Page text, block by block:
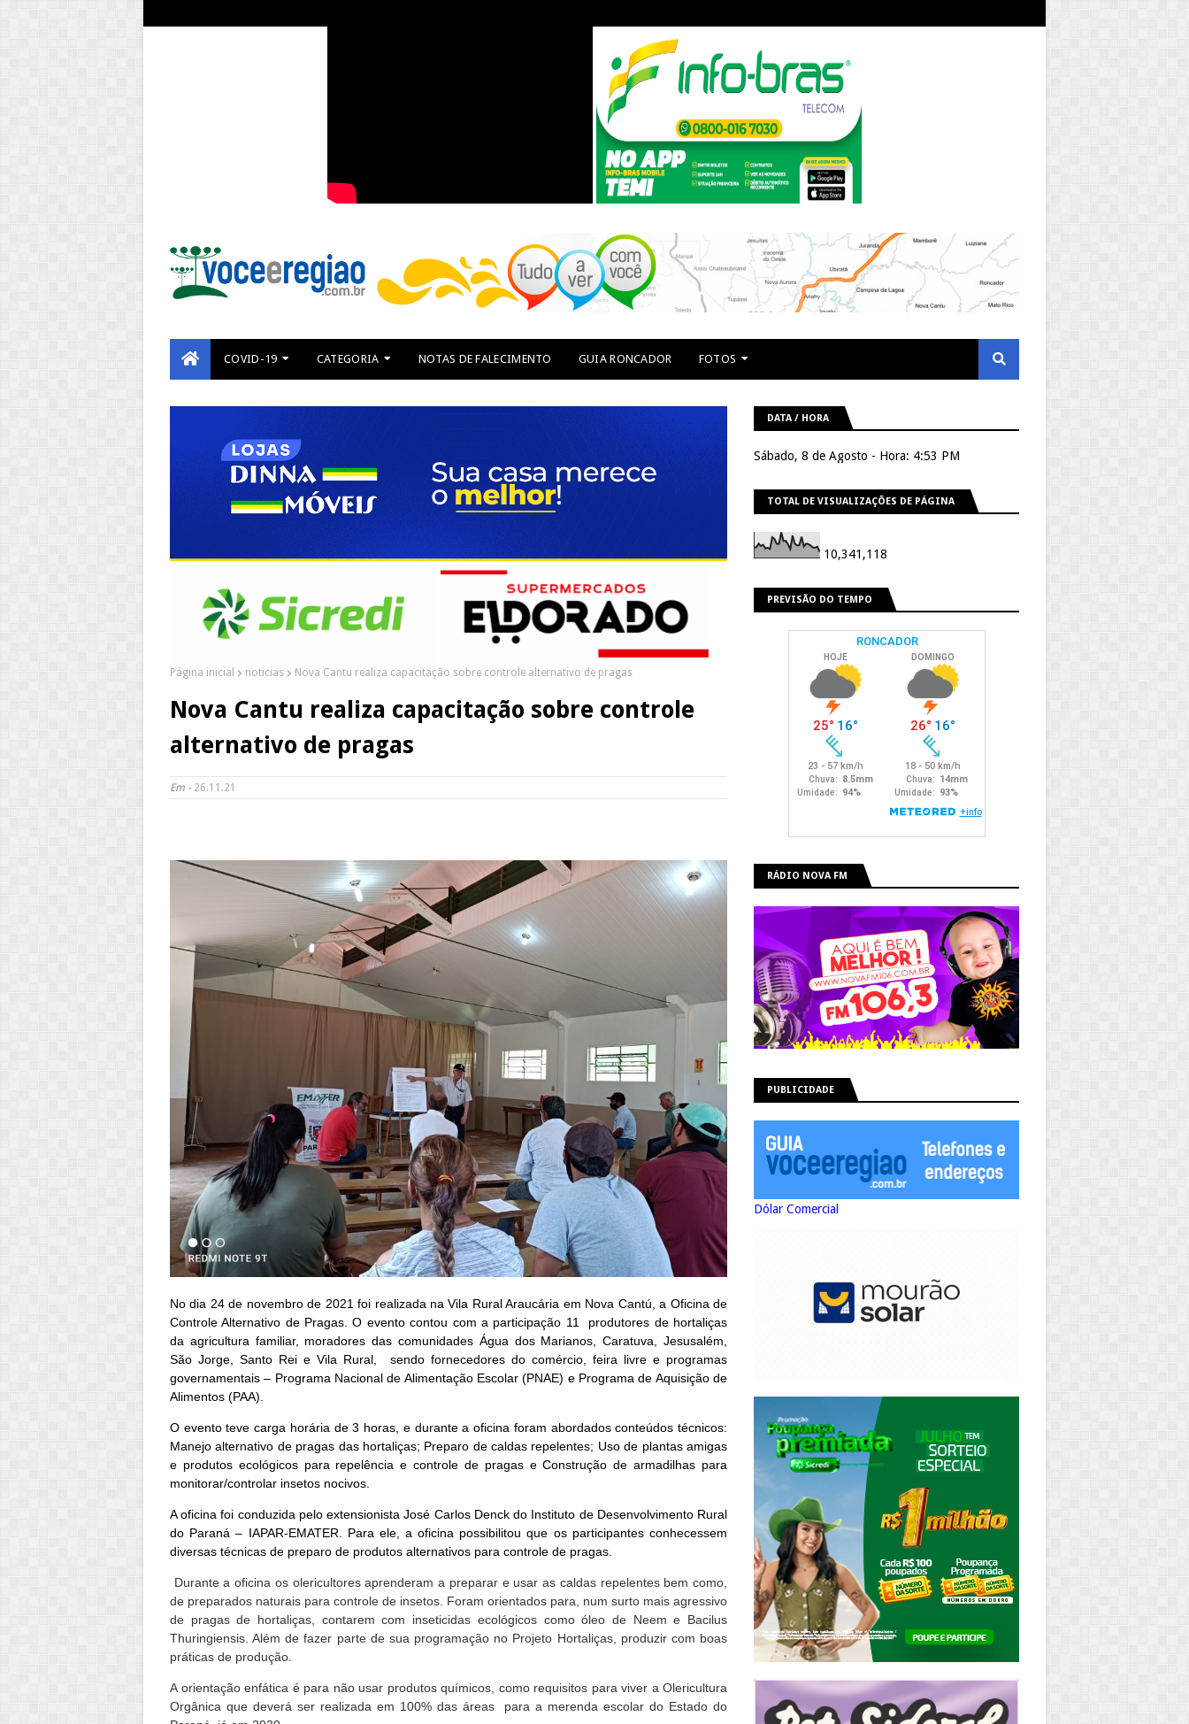
COVID-19 CATEGORIA NOTAS DE FALECIMENTO GUIA RONCADOR FOTOS
Página inicial noticias Nova Cantu realiza capacitação sobre controle alternativo de pragas
Nova Cantu realiza capacitação sobre controle
alternativo de pragas
Em - 26.11.21
No dia 24 de novembro de 2021 foi realizada na Vila Rural Araucária em Nova Cantú, a Oficina de
Controle Alternativo de Pragas. O evento contou com a participação 11 produtores de hortaliças
da agricultura familiar, moradores das comunidades Água dos Marianos, Caratuva, Jesusalém,
São Jorge, Santo Rei e Vila Rural, sendo fornecedores do comércio, feira livre e programas
governamentais – Programa Nacional de Alimentação Escolar (PNAE) e Programa de Aquisição de
Alimentos (PAA).
O evento teve carga horária de 3 horas, e durante a oficina foram abordados conteúdos técnicos:
Manejo alternativo de pragas das hortaliças; Preparo de caldas repelentes; Uso de plantas amigas
e produtos ecológicos para repelência e controle de pragas e Construção de armadilhas para
monitorar/controlar insetos nocivos.
A oficina foi conduzida pelo extensionista José Carlos Denck do Instituto de Desenvolvimento Rural
do Paraná – IAPAR-EMATER. Para ele, a oficina possibilitou que os participantes conhecessem
diversas técnicas de preparo de produtos alternativos para controle de pragas.
Durante a oficina os olericultores aprenderam a preparar e usar as caldas repelentes bem como,
de preparados naturais para controle de insetos. Foram orientados para, num surto mais agressivo
de pragas de hortaliças, contarem com inseticidas ecológicos como óleo de Neem e Bacilus
Thuringiensis. Além de fazer parte de sua programação no Projeto Hortaliças, produzir com boas
práticas de produção.
A orientação enfática é para não usar produtos químicos, como requisitos para viver a Olericultura
Orgânica que deverá ser realizada em 100% das áreas para a merenda escolar do Estado do
DATA / HORA
Sábado, 8 de Agosto - Hora: 4:53 PM
TOTAL DE VISUALIZAÇÕES DE PÁGINA
10,341,118
PREVISÃO DO TEMPO
RÁDIO NOVA FM
PUBLICIDADE
Dólar Comercial